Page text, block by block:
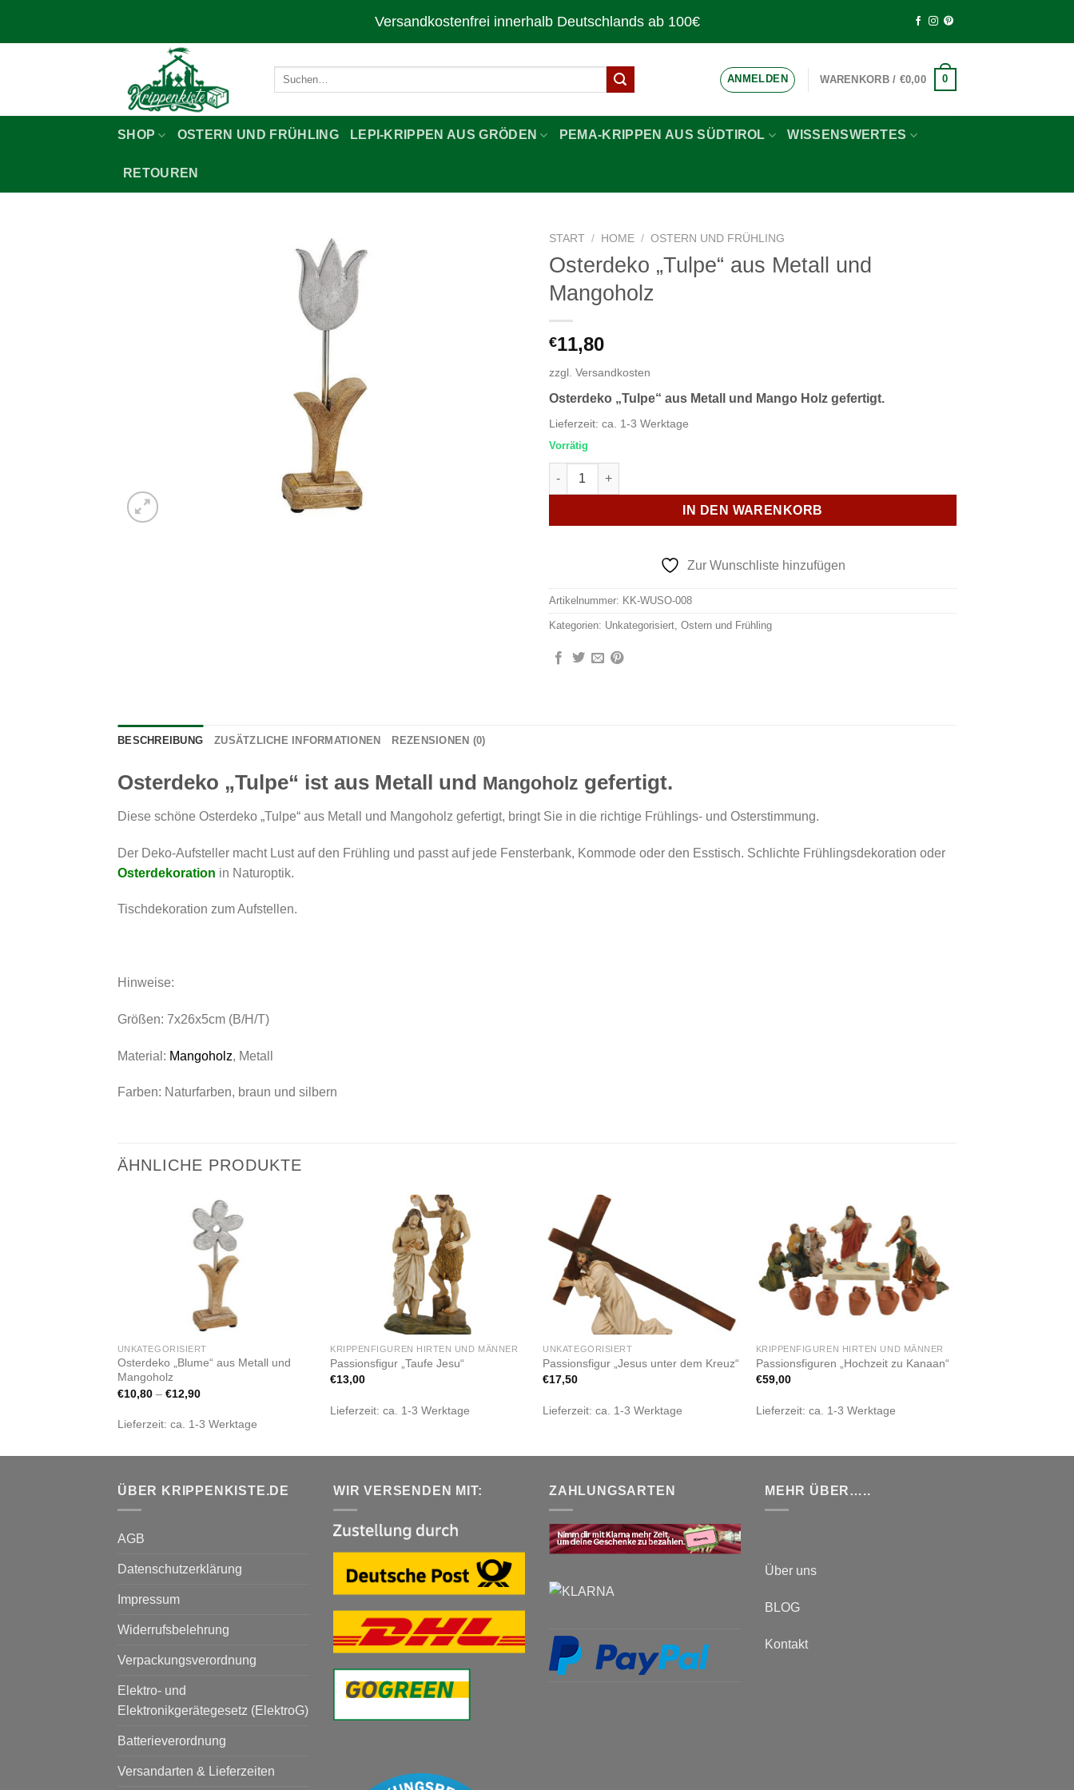
Versandkostenfrei innerhalb Deutschlands ab 100€
Suchen
ANMELDEN WARENKORB / €0,00 0
SHOP OSTERN UND FRÜHLING LEPI-KRIPPEN AUS GRÖDEN PEMA-KRIPPEN AUS SÜDTIROL WISSENSWERTES
RETOUREN
START / HOME / OSTERN UND FRÜHLING
Osterdeko „Tulpe“ aus Metall und
Mangoholz
€11,80
zzgl. Versandkosten
Osterdeko „Tulpe“ aus Metall und Mango Holz gefertigt.
Lieferzeit: ca. 1-3 Werktage
Vorrätig
Osterdeko "Tulpe" aus Metall und Mangoholz Menge
IN DEN WARENKORB
Zur Wunschliste hinzufügen
Artikelnummer: KK-WUSO-008
Kategorien: Unkategorisiert Ostern und Frühling
BESCHREIBUNG ZUSÄTZLICHE INFORMATIONEN REZENSIONEN (0)
Osterdeko „Tulpe“ ist aus Metall und Mangoholz gefertigt.
Diese schöne Osterdeko „Tulpe“ aus Metall und Mangoholz gefertigt, bringt Sie in die richtige Frühlings- und Osterstimmung.
Der Deko-Aufsteller macht Lust auf den Frühling und passt auf jede Fensterbank, Kommode oder den Esstisch. Schlichte Frühlingsdekoration oder
Osterdekoration in Naturoptik.
Tischdekoration zum Aufstellen.
Hinweise:
Größen: 7x26x5cm (B/H/T)
Material: Mangoholz, Metall
Farben: Naturfarben, braun und silbern
ÄHNLICHE PRODUKTE
UNKATEGORISIERT
Osterdeko „Blume“ aus Metall und
Mangoholz
€10,80– €12,90
Lieferzeit: ca. 1-3 Werktage
Wunschliste
KRIPPENFIGUREN HIRTEN UND MÄNNER
Passionsfigur „Taufe Jesu“
€13,00
Lieferzeit:ca. 1-3 Werktage
UNKATEGORISIERT
Passionsfigur „Jesus unter dem Kreuz“
€17,50
Lieferzeit:ca. 1-3 Werktage
Zur
Wunschliste
hinzufügen
KRIPPENFIGUREN HIRTEN UND MÄNNER
Passionsfiguren „Hochzeit zu Kanaan“
€59,00
Lieferzeit: ca. 1-3 Werktage
ÜBER KRIPPENKISTE.DE
AGB
Datenschutzerklärung
Impressum
Widerrufsbelehrung
Verpackungsverordnung
Elektro- und
Elektronikgerätegesetz (ElektroG)
Batterieverordnung
Versandarten & Lieferzeiten
WIR VERSENDEN MIT: ZAHLUNGSARTEN MEHR ÜBER…..
Über uns
BLOG
Kontakt